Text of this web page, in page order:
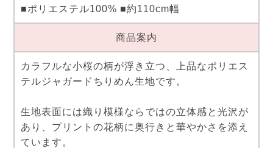
■ポリエステル100% ■約110cm幅
商品案内
カラフルな小桜の柄が浮き立つ、上品なポリエス
テルジャガードちりめん生地です。
生地表面には織り模様ならではの立体感と光沢が
あり、プリントの花柄に奥行きと華やかさを添え
ています。